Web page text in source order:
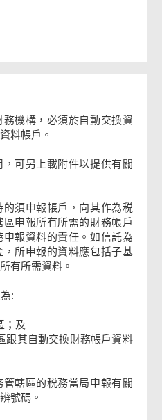
機構，必須於自動交換資
料帳戶。
可另上載附件以提供有關
須申報帳戶，向其作為税
申報所有所需的財務帳戶
報資料的責任。如信託為
所申報的資料應包括子基
有所需資料。
:
；及
跟其自動交換財務帳戶資料
轄區的税務當局申報有關
號碼。